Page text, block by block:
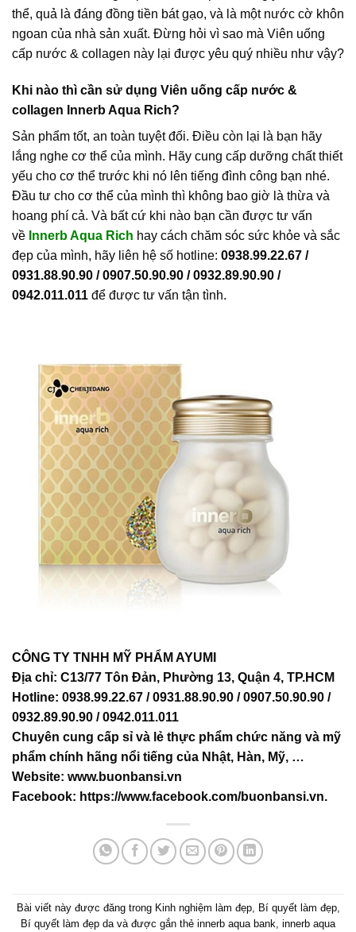
thể, quả là đáng đồng tiền bát gạo, và là một nước cờ khôn
ngoan của nhà sản xuất. Đừng hỏi vì sao mà Viên uống
cấp nước & collagen này lại được yêu quý nhiều như vậy?
Khi nào thì cần sử dụng Viên uống cấp nước &
collagen Innerb Aqua Rich?
Sản phẩm tốt, an toàn tuyệt đối. Điều còn lại là bạn hãy
lắng nghe cơ thể của mình. Hãy cung cấp dưỡng chất thiết
yếu cho cơ thể trước khi nó lên tiếng đình công bạn nhé.
Đầu tư cho cơ thể của mình thì không bao giờ là thừa và
hoang phí cả. Và bất cứ khi nào bạn cần được tư vấn
về Innerb Aqua Rich hay cách chăm sóc sức khỏe và sắc
đẹp của mình, hãy liên hệ số hotline: 0938.99.22.67 /
0931.88.90.90 / 0907.50.90.90 / 0932.89.90.90 /
0942.011.011 để được tư vấn tận tình.
CÔNG TY TNHH MỸ PHẨM AYUMI
Địa chỉ: C13/77 Tôn Đản, Phường 13, Quận 4, TP.HCM
Hotline: 0938.99.22.67 / 0931.88.90.90 / 0907.50.90.90 /
0932.89.90.90 / 0942.011.011
Chuyên cung cấp sỉ và lẻ thực phẩm chức năng và mỹ
phẩm chính hãng nổi tiếng của Nhật, Hàn, Mỹ, …
Website: www.buonbansi.vn
Facebook: https://www.facebook.com/buonbansi.vn.
Bài viết này được đăng trong Kinh nghiệm làm đẹp, Bí quyết làm đẹp,
Bí quyết làm đẹp da và được gắn thẻ innerb aqua bank innerb aqua